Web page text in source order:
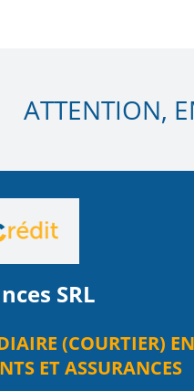
ATTENTION,
SRL
(COURTIER)
ET ASSURANCES